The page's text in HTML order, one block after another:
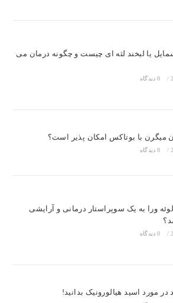
یا لبخند لثه ای چیست و چگونه درمان می
/ 0 دیدگاه
میگرن با بوتاکس امکان پذیر است؟
/ 0 دیدگاه
ورا به یک سوپراستار درمانی و آرایشی
/ 0 دیدگاه
در مورد اسید هیالورونیک بدانید!